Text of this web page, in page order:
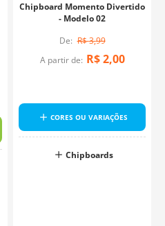
Chipboard Momento Divertido
- Modelo 02
R$3,99
A partir de: R$ 2,00
CORES OU VARIAÇÕES
Chipboards